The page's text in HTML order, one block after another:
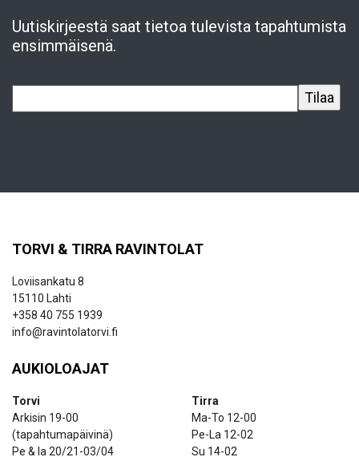
Uutiskirjeestä saat tietoa tulevista tapahtumista
ensimmäisenä.
TORVI & TIRRA RAVINTOLAT
Loviisankatu 8
15110 Lahti
+358 40 755 1939
info@ravintolatorvi.fi
AUKIOLOAJAT
Torvi
Arkisin 19-00
(tapahtumapäivinä)
Pe & la 20/21-03/04
Tirra
Ma-To 12-00
Pe-La 12-02
Su 14-02